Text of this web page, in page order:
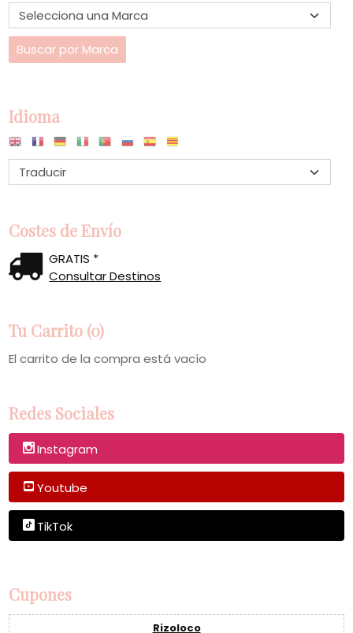
Idioma
Costes de Envío
GRATIS *
Consultar Destinos
Tu Carrito (0)
El carrito de la compra está vacío
Redes Sociales
Instagram
Youtube
TikTok
Cupones
Rizoloco